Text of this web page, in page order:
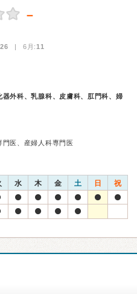
－
26 | 6月:11
外科、乳腺科、皮膚科、肛門科、婦
医、産婦人科専門医
水 木 金 土 日 祝